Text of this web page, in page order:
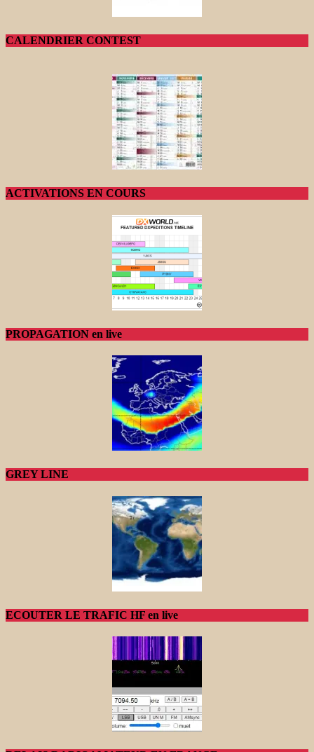
CALENDRIER CONTEST
ACTIVATIONS EN COURS
PROPAGATION en live
GREY LINE
ECOUTER LE TRAFIC HF en live